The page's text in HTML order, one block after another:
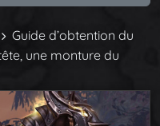
Guide d’obtention du
une monture du